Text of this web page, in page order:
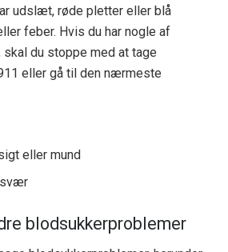
udslæt, røde pletter eller blå
feber. Hvis du har nogle af
du stoppe med at tage
eller gå til den nærmeste
eller mund
blodsukkerproblemer